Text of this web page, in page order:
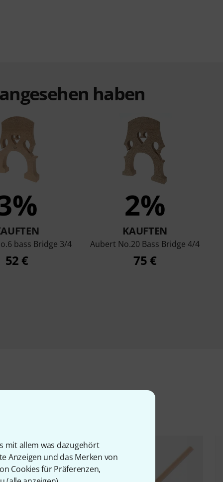
mit allem was dazugehört
Anzeigen und das Merken von
Cookies für Präferenzen,
haben
bass Bridge 3/4
52 €
2%
KAUFTEN
Aubert No.20 Bass Bridge 4/4
75 €